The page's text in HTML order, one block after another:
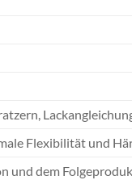
Flexibilität und
und dem